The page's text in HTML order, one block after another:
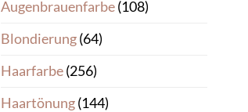
Augenbrauenfarbe(108)
Blondierung(64)
Haarfarbe(256)
Haartönung(144)